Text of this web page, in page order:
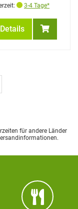
3-4 Tage*
Details
für andere Länder